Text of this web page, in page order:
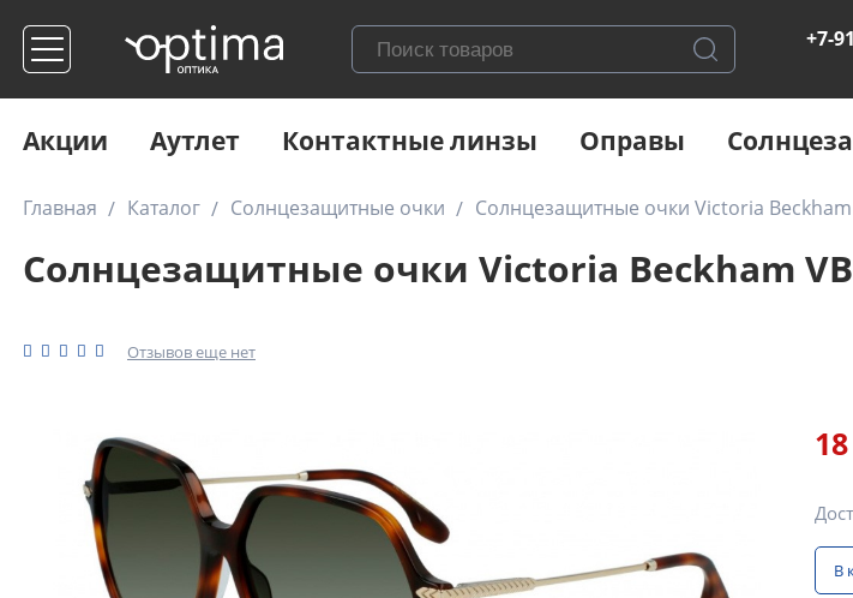
+7-
Акции Аутлет Контактные линзы Оправы
Главная Каталог Солнцезащитные очки Солнцезащитные очки Victoria Beckham
Солнцезащитные очки Victoria Beckham
Отзывов еще нет
В